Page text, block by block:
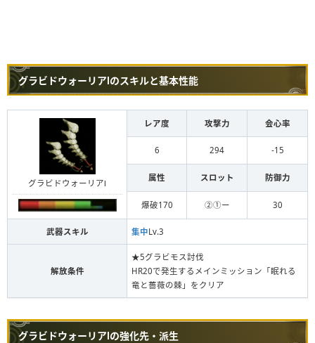
グラビドウォーリアⅠのスキルと基本性能
グラビドウォーリアⅠ
レア度 攻撃力 会心率
6 294 -15
属性 スロット 防御力
爆破170 ②①ー 30
武器スキル 集中Lv.3
解放条件
★5グラビモス討伐
HR20で発生するメインミッション「眠れる
竜と薔薇の棘」をクリア
グラビドウォーリアⅠの強化先・派生